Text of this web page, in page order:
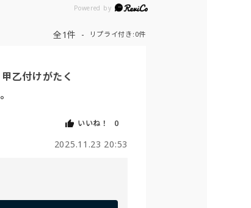
Powered by
全1件 リプライ付き:0件
乙付けがたく
いいね！ 0
2025.11.23 20:53